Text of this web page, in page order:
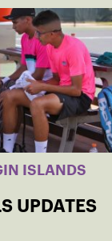
ISLANDS
UPDATES